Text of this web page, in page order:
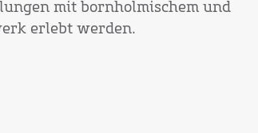
mit bornholmischem und
erlebt werden.